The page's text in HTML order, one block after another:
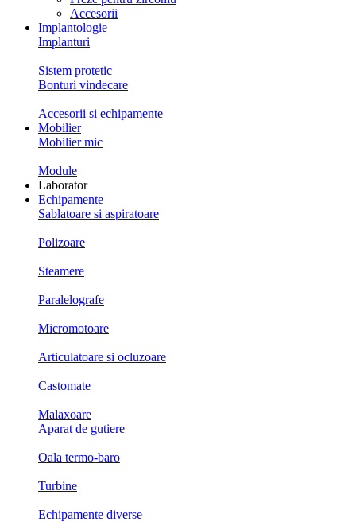
Accesorii
Implantologie
Implanturi
Sistem protetic
Bonturi vindecare
Accesorii si echipamente
Mobilier
Mobilier mic
Module
Laborator
Echipamente
Sablatoare si aspiratoare
Polizoare
Steamere
Paralelografe
Micromotoare
Articulatoare si ocluzoare
Castomate
Malaxoare
Aparat de gutiere
Oala termo-baro
Turbine
Echipamente diverse